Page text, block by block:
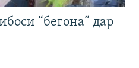
“бегона” дар